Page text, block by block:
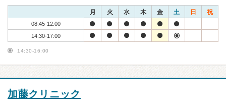
月 火 水 木 金 土 日 祝
08:45-12:00
14:30-17:00
14:30-16:00
加藤クリニック